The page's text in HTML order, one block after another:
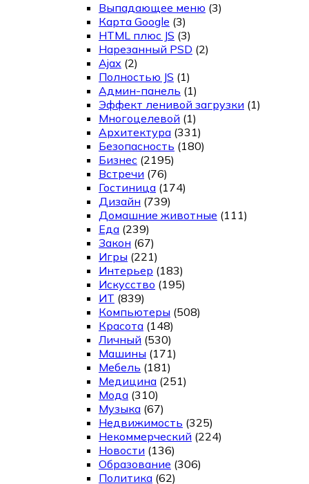
Выпадающее меню (3)
Карта Google (3)
HTML плюс JS (3)
Нарезанный PSD (2)
Ajax (2)
Полностью JS (1)
Админ-панель (1)
Эффект ленивой загрузки (1)
Многоцелевой (1)
Архитектура (331)
Безопасность (180)
Бизнес (2195)
Встречи (76)
Гостиница (174)
Дизайн (739)
Домашние животные (111)
Еда (239)
Закон (67)
Игры (221)
Интерьер (183)
Искусство (195)
ИТ (839)
Компьютеры (508)
Красота (148)
Личный (530)
Машины (171)
Мебель (181)
Медицина (251)
Мода (310)
Музыка (67)
Недвижимость (325)
Некоммерческий (224)
Новости (136)
Образование (306)
Политика (62)